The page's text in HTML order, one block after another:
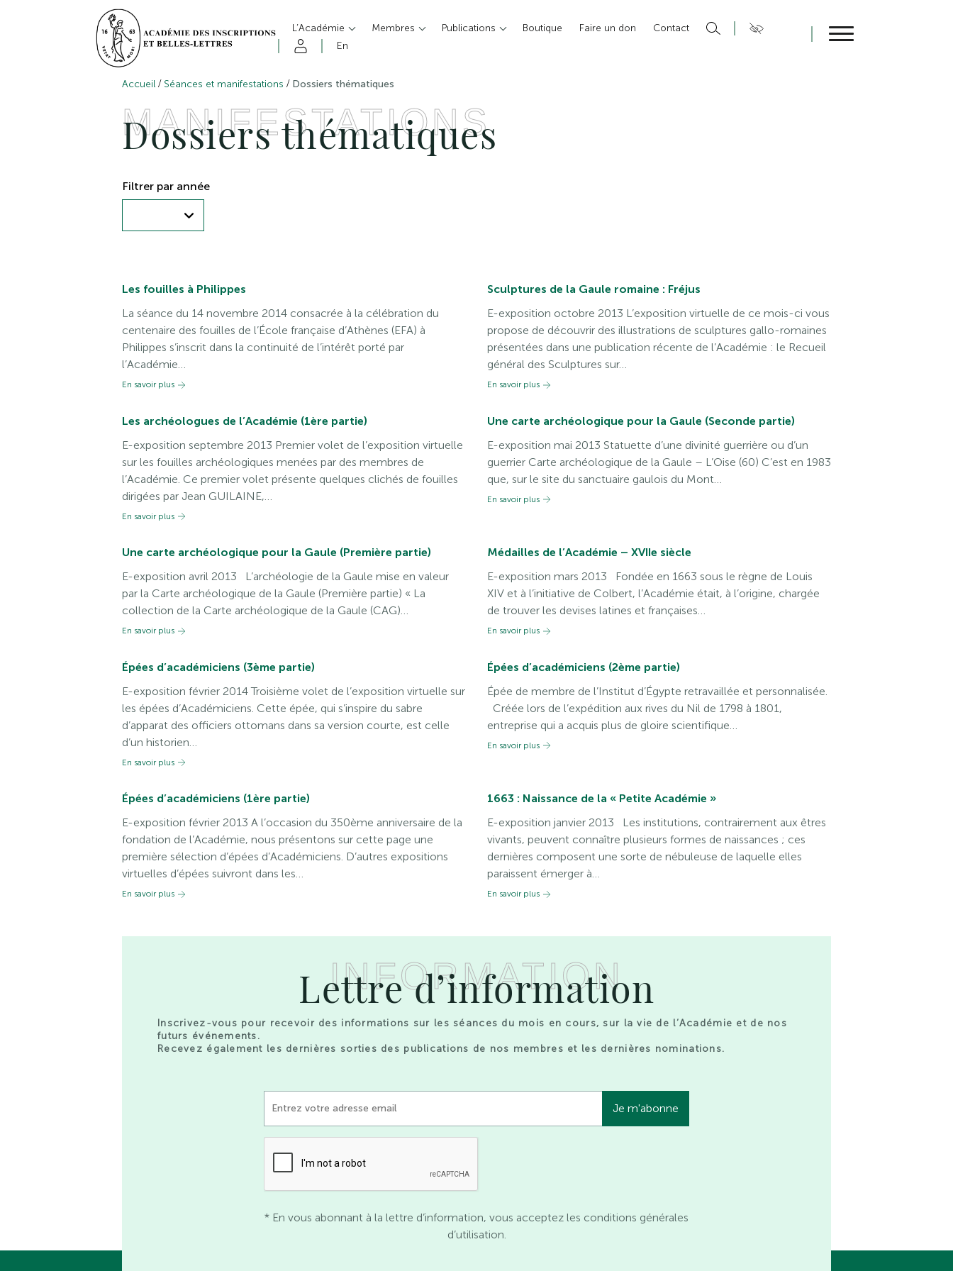
L’Académie Membres Publications Boutique Faire un don
Contact
En
Accueil / Séances et manifestations / Dossiers thématiques
MANIFESTATIONS
Dossiers thématiques
Filtrer par année
Les fouilles à Philippes
La séance du 14 novembre 2014 consacrée à la célébration du
centenaire des fouilles de l’École française d’Athènes (EFA) à
Philippes s’inscrit dans la continuité de l’intérêt porté par
l’Académie…
En savoir plus
Sculptures de la Gaule romaine : Fréjus
E-exposition octobre 2013 L’exposition virtuelle de ce mois-ci vous
propose de découvrir des illustrations de sculptures gallo-romaines
présentées dans une publication récente de l’Académie : le Recueil
général des Sculptures sur…
En savoir plus
Les archéologues de l’Académie (1ère partie)
E-exposition septembre 2013 Premier volet de l’exposition virtuelle
sur les fouilles archéologiques menées par des membres de
l’Académie. Ce premier volet présente quelques clichés de fouilles
dirigées par Jean GUILAINE,…
En savoir plus
Une carte archéologique pour la Gaule (Seconde partie)
E-exposition mai 2013 Statuette d’une divinité guerrière ou d’un
guerrier Carte archéologique de la Gaule – L’Oise (60) C’est en 1983
que, sur le site du sanctuaire gaulois du Mont…
En savoir plus
Une carte archéologique pour la Gaule (Première partie)
E-exposition avril 2013 L’archéologie de la Gaule mise en valeur
par la Carte archéologique de la Gaule (Première partie) « La
collection de la Carte archéologique de la Gaule (CAG)…
En savoir plus
Médailles de l’Académie – XVIIe siècle
E-exposition mars 2013 Fondée en 1663 sous le règne de Louis
XIV et à l’initiative de Colbert, l’Académie était, à l’origine, chargée
de trouver les devises latines et françaises…
En savoir plus
Épées d’académiciens (3ème partie)
E-exposition février 2014 Troisième volet de l’exposition virtuelle sur
les épées d’Académiciens. Cette épée, qui s’inspire du sabre
d’apparat des officiers ottomans dans sa version courte, est celle
d’un historien…
En savoir plus
Épées d’académiciens (2ème partie)
Épée de membre de l’Institut d’Égypte retravaillée et personnalisée.
Créée lors de l’expédition aux rives du Nil de 1798 à 1801,
entreprise qui a acquis plus de gloire scientifique…
En savoir plus
Épées d’académiciens (1ère partie)
E-exposition février 2013 A l’occasion du 350ème anniversaire de la
fondation de l’Académie, nous présentons sur cette page une
première sélection d’épées d’Académiciens. D’autres expositions
virtuelles d’épées suivront dans les…
En savoir plus
1663 : Naissance de la « Petite Académie »
E-exposition janvier 2013 Les institutions, contrairement aux êtres
vivants, peuvent connaître plusieurs formes de naissances ; ces
dernières composent une sorte de nébuleuse de laquelle elles
paraissent émerger à…
En savoir plus
INFORMATION
Lettre d’information
Inscrivez-vous pour recevoir des informations sur les séances du mois en cours, sur la vie de l’Académie et de nos
futurs événements.
Recevez également les dernières sorties des publications de nos membres et les dernières nominations.
* En vous abonnant à la lettre d’information, vous acceptez les conditions générales
d’utilisation.